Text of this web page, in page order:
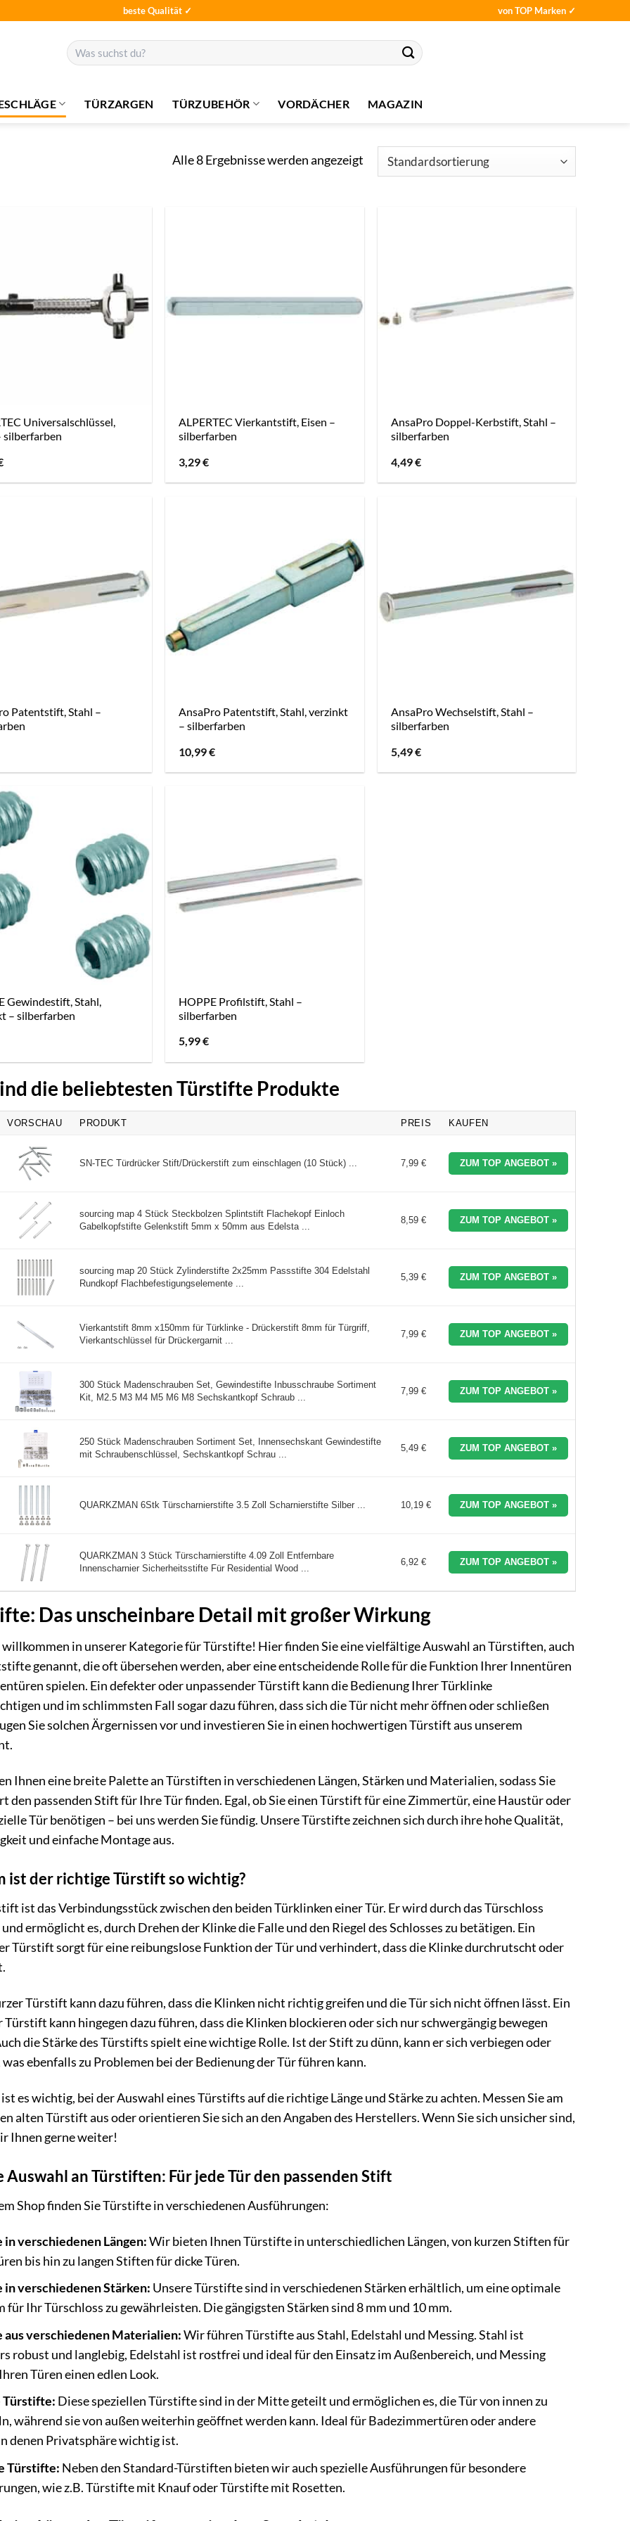
beste Qualität ✓ von TOP Marken ✓
Suchen
nach:
TÜRZARGEN TÜRZUBEHÖR VORDÄCHER MAGAZIN
Alle 8 Ergebnisse werden angezeigt
Universalschlüssel,
silberfarben
ALPERTEC Vierkantstift, Eisen –
silberfarben
3,29€
AnsaPro Doppel-Kerbstift, Stahl –
silberfarben
4,49€
Patentstift, Stahl –
AnsaPro Patentstift, Stahl, verzinkt
– silberfarben
10,99€
AnsaPro Wechselstift, Stahl –
silberfarben
5,49€
Gewindestift, Stahl,
– silberfarben
HOPPE Profilstift, Stahl –
silberfarben
5,99€
die beliebtesten Türstifte Produkte
VORSCHAU PRODUKT PREIS KAUFEN
SN-TEC Türdrücker Stift/Drückerstift zum einschlagen (10 Stück) ... 7,99 € ZUM TOP ANGEBOT »
sourcing map 4 Stück Steckbolzen Splintstift Flachekopf Einloch
Gabelkopfstifte Gelenkstift 5mm x 50mm aus Edelsta ...
8,59 € ZUM TOP ANGEBOT »
sourcing map 20 Stück Zylinderstifte 2x25mm Passstifte 304 Edelstahl
Rundkopf Flachbefestigungselemente ...
5,39 € ZUM TOP ANGEBOT »
Vierkantstift 8mm x150mm für Türklinke - Drückerstift 8mm für Türgriff,
Vierkantschlüssel für Drückergarnit ...
7,99 € ZUM TOP ANGEBOT »
300 Stück Madenschrauben Set, Gewindestifte Inbusschraube Sortiment
Kit, M2.5 M3 M4 M5 M6 M8 Sechskantkopf Schraub ...
7,99 € ZUM TOP ANGEBOT »
250 Stück Madenschrauben Sortiment Set, Innensechskant Gewindestifte
mit Schraubenschlüssel, Sechskantkopf Schrau ...
5,49 € ZUM TOP ANGEBOT »
QUARKZMAN 6Stk Türscharnierstifte 3.5 Zoll Scharnierstifte Silber ... 10,19 € ZUM TOP ANGEBOT »
QUARKZMAN 3 Stück Türscharnierstifte 4.09 Zoll Entfernbare
Innenscharnier Sicherheitsstifte Für Residential Wood ...
6,92 € ZUM TOP ANGEBOT »
Das unscheinbare Detail mit großer Wirkung
in unserer Kategorie für Türstifte! Hier finden Sie eine vielfältige Auswahl an Türstiften, auch
genannt, die oft übersehen werden, aber eine entscheidende Rolle für die Funktion Ihrer Innentüren
spielen. Ein defekter oder unpassender Türstift kann die Bedienung Ihrer Türklinke
und im schlimmsten Fall sogar dazu führen, dass sich die Tür nicht mehr öffnen oder schließen
Sie solchen Ärgernissen vor und investieren Sie in einen hochwertigen Türstift aus unserem
Ihnen eine breite Palette an Türstiften in verschiedenen Längen, Stärken und Materialien, sodass Sie
den passenden Stift für Ihre Tür finden. Egal, ob Sie einen Türstift für eine Zimmertür, eine Haustür oder
Tür benötigen – bei uns werden Sie fündig. Unsere Türstifte zeichnen sich durch ihre hohe Qualität,
und einfache Montage aus.
ist der richtige Türstift so wichtig?
ist das Verbindungsstück zwischen den beiden Türklinken einer Tür. Er wird durch das Türschloss
ermöglicht es, durch Drehen der Klinke die Falle und den Riegel des Schlosses zu betätigen. Ein
Türstift sorgt für eine reibungslose Funktion der Tür und verhindert, dass die Klinke durchrutscht oder
Türstift kann dazu führen, dass die Klinken nicht richtig greifen und die Tür sich nicht öffnen lässt. Ein
Türstift kann hingegen dazu führen, dass die Klinken blockieren oder sich nur schwergängig bewegen
die Stärke des Türstifts spielt eine wichtige Rolle. Ist der Stift zu dünn, kann er sich verbiegen oder
was ebenfalls zu Problemen bei der Bedienung der Tür führen kann.
es wichtig, bei der Auswahl eines Türstifts auf die richtige Länge und Stärke zu achten. Messen Sie am
alten Türstift aus oder orientieren Sie sich an den Angaben des Herstellers. Wenn Sie sich unsicher sind,
Ihnen gerne weiter!
Auswahl an Türstiften: Für jede Tür den passenden Stift
Shop finden Sie Türstifte in verschiedenen Ausführungen:
verschiedenen Längen:Wir bieten Ihnen Türstifte in unterschiedlichen Längen, von kurzen Stiften für
bis hin zu langen Stiften für dicke Türen.
verschiedenen Stärken: Unsere Türstifte sind in verschiedenen Stärken erhältlich, um eine optimale
für Ihr Türschloss zu gewährleisten. Die gängigsten Stärken sind 8 mm und 10 mm.
verschiedenen Materialien:Wir führen Türstifte aus Stahl, Edelstahl und Messing. Stahl ist
robust und langlebig, Edelstahl ist rostfrei und ideal für den Einsatz im Außenbereich, und Messing
Türen einen edlen Look.
Diese speziellen Türstifte sind in der Mitte geteilt und ermöglichen es, die Tür von innen zu
während sie von außen weiterhin geöffnet werden kann. Ideal für Badezimmertüren oder andere
denen Privatsphäre wichtig ist.
Türstifte: Neben den Standard-Türstiften bieten wir auch spezielle Ausführungen für besondere
wie z.B. Türstifte mit Knauf oder Türstifte mit Rosetten.